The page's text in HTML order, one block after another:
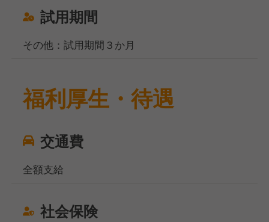
試用期間
その他：試用期間３か月
福利厚生・待遇
交通費
全額支給
社会保険